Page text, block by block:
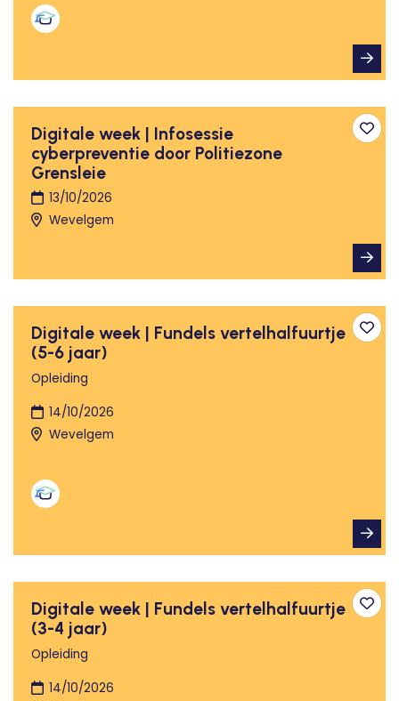
Digitale week | Infosessie
cyberpreventie door Politiezone
Grensleie
13/10/2026
Wevelgem
Digitale week | Fundels vertelhalfuurtje
(5-6 jaar)
Opleiding
14/10/2026
Wevelgem
Digitale week | Fundels vertelhalfuurtje
(3-4 jaar)
Opleiding
14/10/2026